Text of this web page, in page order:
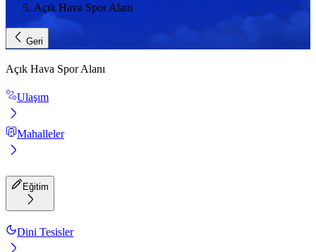
Açık Hava Spor Alanı
Geri
Açık Hava Spor Alanı
Ulaşım
Mahalleler
Eğitim
Dini Tesisler